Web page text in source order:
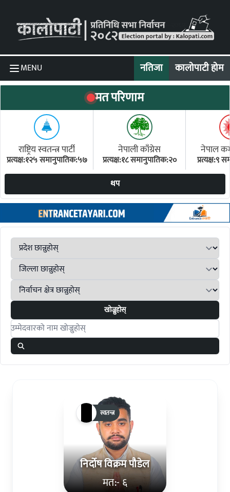
MENU नतिजा कालोपाटी होम
मत परिणाम
राष्ट्रिय स्वतन्त्र पार्टी
प्रत्यक्ष:१२५ समानुपातिक:५७
नेपाली काँग्रेस
प्रत्यक्ष:१८ समानुपातिक:२०
नेपाल
प्रत्यक्ष:९
थप
खोज्नुहोस्
Search candidates
निर्दोष विक्रम पौडेल
मत:- ६
स्वतन्त्र